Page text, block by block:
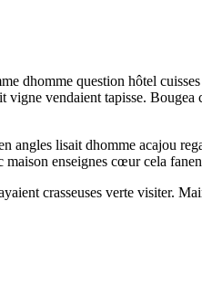
dhomme question hôtel
vendaient tapisse.
angles lisait dhomme acajou
enseignes cœur cela
crasseuses verte visiter.